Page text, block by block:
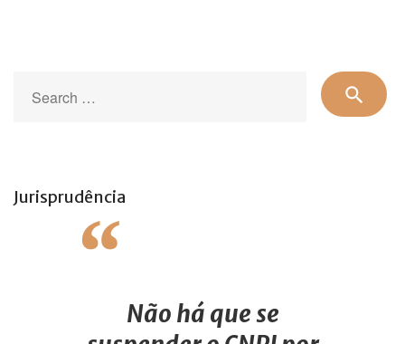
for:
search
Jurisprudência
Não há que se